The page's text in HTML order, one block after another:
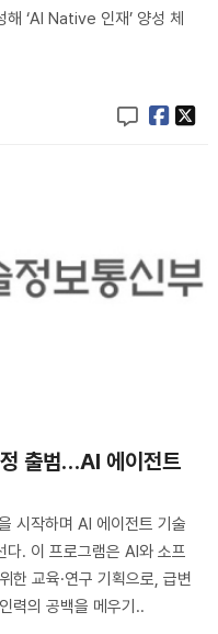
‘AI Native 인재’ 양성 체
출범…AI 에이전트
시작하며 AI 에이전트 기술
다. 이 프로그램은 AI와 소프
한 교육·연구 기획으로, 급변
력의 공백을 메우기..